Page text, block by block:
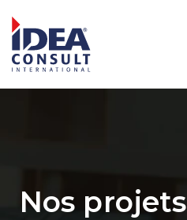
Nos projets